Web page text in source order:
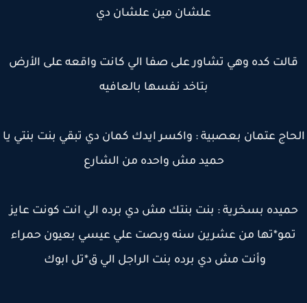
علشان مين علشان دي
كده وهي تشاور على صفا الي كانت واقعه على الأرض
بتاخد نفسها بالعافيه
عتمان بعصبية : واكسر ايدك كمان دي تبقي بنت بنتي يا
حميد مش واحده من الشارع
بسخرية : بنت بنتك مش دي برده الي انت كونت عايز
من عشرين سنه وبصت علي عيسي بعيون حمراء
وأنت مش دي برده بنت الراجل الي ق*تل ابوك